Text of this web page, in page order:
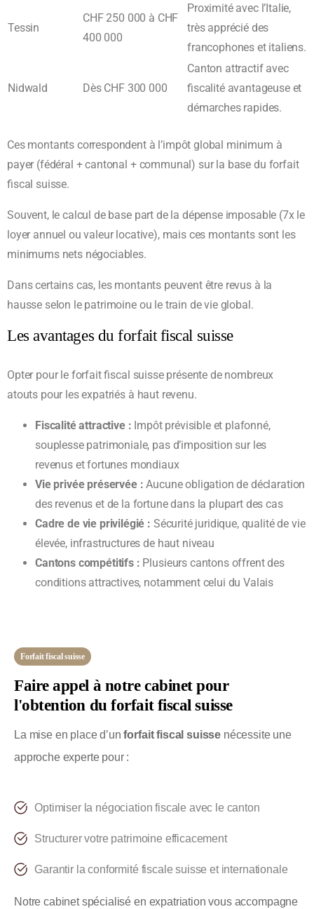
Tessin
CHF 250 000 à CHF
400 000
Proximité avec l’Italie,
très apprécié des
francophones et italiens.
Nidwald Dès CHF 300 000
Canton attractif avec
fiscalité avantageuse et
démarches rapides.
Ces montants correspondent à l’impôt global minimum à
payer (fédéral + cantonal + communal) sur la base du forfait
fiscal suisse.
Souvent, le calcul de base part de la dépense imposable (7x le
loyer annuel ou valeur locative), mais ces montants sont les
minimums nets négociables.
Dans certains cas, les montants peuvent être revus à la
hausse selon le patrimoine ou le train de vie global.
Les avantages du forfait fiscal suisse
Opter pour le forfait fiscal suisse présente de nombreux
atouts pour les expatriés à haut revenu.
Fiscalité attractive : Impôt prévisible et plafonné,
souplesse patrimoniale, pas d’imposition sur les
revenus et fortunes mondiaux
Vie privée préservée : Aucune obligation de déclaration
des revenus et de la fortune dans la plupart des cas
Cadre de vie privilégié : Sécurité juridique, qualité de vie
élevée, infrastructures de haut niveau
Cantons compétitifs : Plusieurs cantons offrent des
conditions attractives, notamment celui du Valais
Forfait fiscal suisse
Faire appel à notre cabinet pour
l'obtention du forfait fiscal suisse
La mise en place d’unforfait fiscal suisse nécessite une
approche experte pour :
Optimiser la négociation fiscale avec le canton
Structurer votre patrimoine efficacement
Garantir la conformité fiscale suisse et internationale
Notre cabinet spécialisé en expatriation vous accompagne